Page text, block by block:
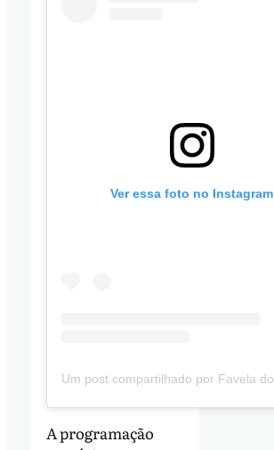
Ver essa foto no Instagram
A programação